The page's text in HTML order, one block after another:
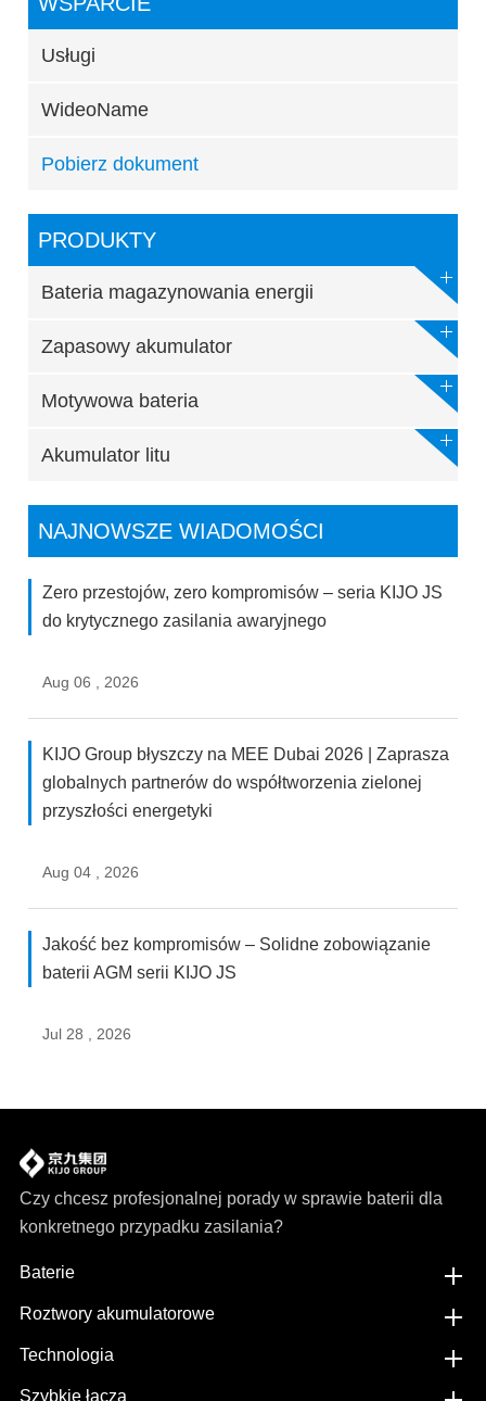
Usługi
WideoName
Pobierz dokument
PRODUKTY
Bateria magazynowania energii
Zapasowy akumulator
Motywowa bateria
Akumulator litu
NAJNOWSZE WIADOMOŚCI
Zero przestojów, zero kompromisów – seria KIJO JS
do krytycznego zasilania awaryjnego
Aug 06 , 2026
KIJO Group błyszczy na MEE Dubai 2026 | Zaprasza
globalnych partnerów do współtworzenia zielonej
przyszłości energetyki
Aug 04 , 2026
Jakość bez kompromisów – Solidne zobowiązanie
baterii AGM serii KIJO JS
Jul 28 , 2026
Czy chcesz profesjonalnej porady w sprawie baterii dla
konkretnego przypadku zasilania?
Baterie
Roztwory akumulatorowe
Technologia
Szybkie łącza